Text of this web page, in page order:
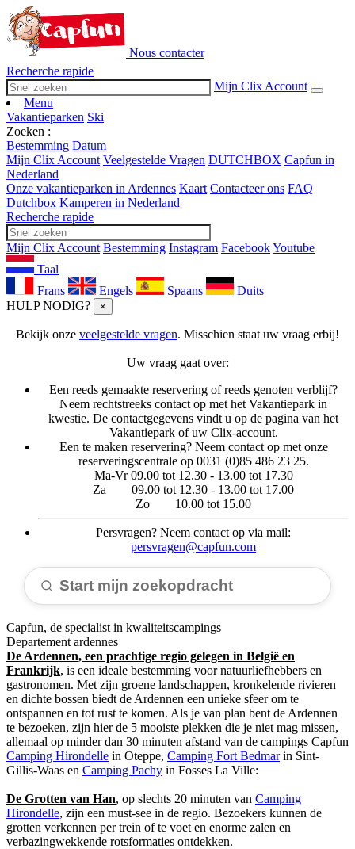
Nous contacter
Recherche rapide
Mijn Clix Account
Menu
Vakantieparken Ski
Zoeken :
Bestemming Datum
Mijn Clix Account Veelgestelde Vragen DUTCHBOX Capfun in
Nederland
Onze vakantieparken in Ardennes Kaart Contacteer ons FAQ
Dutchbox Kamperen in Nederland
Recherche rapide
Mijn Clix Account Bestemming Instagram FacebookYoutube
Taal
Frans
Engels Spaans
Duits
HULP NODIG?
×
Bekijk onze veelgestelde vragen. Misschien staat uw vraag erbij!
Uw vraag gaat over:
Een reeds gemaakte reservering of reeds genoten verblijf?
Neem rechtstreeks contact op met het Vakantiepark in
kwestie. De contactgegevens vindt u op de pagina van het
Vakantiepark of uw Clix-account.
Een te maken reservering? Neem contact op met onze
reserveringscentrale op 0031 (0)85 486 23 25.
Ma-Vr 09.00 tot 12.30 - 13.00 tot 17.30
Za 09.00 tot 12.30 - 13.00 tot 17.00
Zo 10.00 tot 15.00
Persvragen? Neem contact op via mail:
persvragen@capfun.com
Start mijn zoekopdracht
Capfun, de specialist in kwaliteitscampings
Departement ardennes
De Ardennen, een prachtige regio gelegen in België en
Frankrijk, is een ideale bestemming voor natuurliefhebbers en
gastronomen. Met zijn groene landschappen, kronkelende rivieren
en dichte bossen biedt de Ardennen een unieke sfeer om te
ontspannen en tot rust te komen. Als je van plan bent de Ardennen
te bezoeken, zijn hier de 5 mooiste plekken die je niet mag missen,
allemaal op minder dan 30 minuten afstand van de campings Capfun
Camping Hirondelle in Oteppe, Camping Fort Bedmarin Sint-
Gillis-Waas en Camping Pachy in Fosses La Ville:
De Grotten van Han, op slechts 20 minuten van Camping
Hirondelle, zijn een must-see in de regio. Bezoekers kunnen de
grotten verkennen per trein of te voet en enorme zalen en
verbazingwekkende rotsformaties ontdekken.